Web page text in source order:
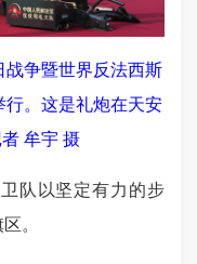
战争暨世界反法西斯
行。这是礼炮在天安
牟宇 摄
队以坚定有力的步
。